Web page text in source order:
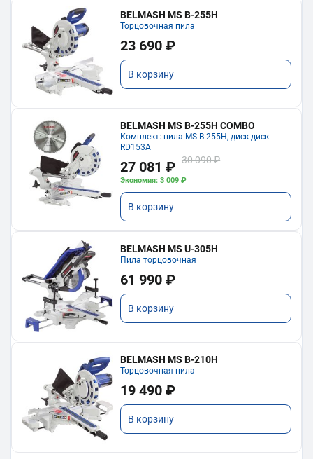
BELMASH MS B-255H
Торцовочная пила
23 690 ₽
В корзину
BELMASH MS B-255H COMBO
Комплект: пила MS B-255H, диск диск
RD153A
27 081 ₽ 30 090 ₽
Экономия: 3 009 ₽
В корзину
BELMASH MS U-305H
Пила торцовочная
61 990 ₽
В корзину
BELMASH MS B-210H
Торцовочная пила
19 490 ₽
В корзину